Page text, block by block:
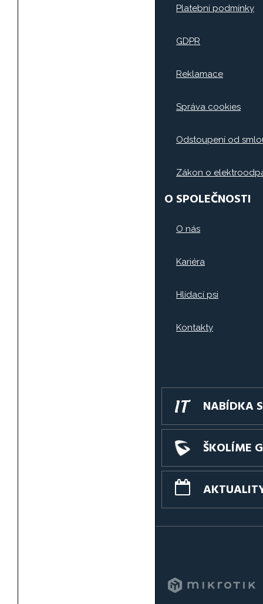
Platební podmínky
GDPR
Reklamace
Správa cookies
Odstoupení od
Zákon o
O SPOLEČNOSTI
O nás
Kariéra
Hlídací psi
Kontakty
NABÍDKA
ŠKOLÍME